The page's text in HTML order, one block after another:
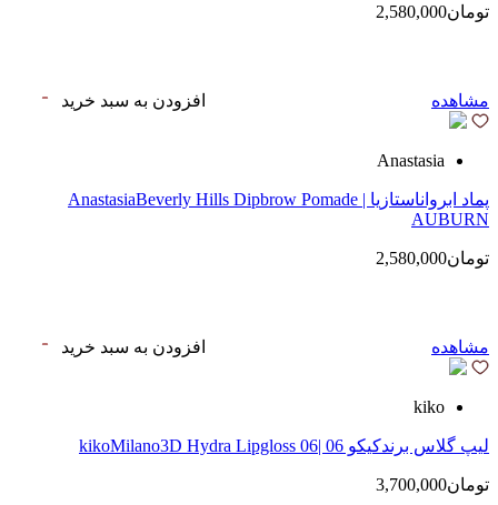
تومان2,580,000
مشاهده افزودن به سبد خرید
Anastasia
پماد ابرواناستازیا | AnastasiaBeverly Hills Dipbrow Pomade
AUBURN
تومان2,580,000
مشاهده افزودن به سبد خرید
kiko
لیپ گلاس‌ برندکیکو 06 |kikoMilano3D Hydra Lipgloss 06
تومان3,700,000